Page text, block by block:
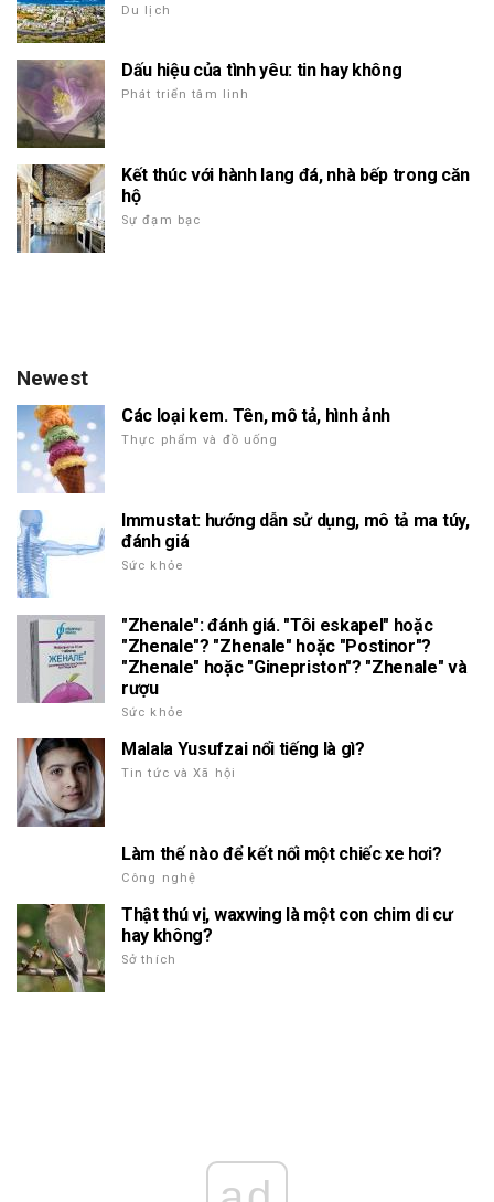
Du lịch
Dấu hiệu của tình yêu: tin hay không
Phát triển tâm linh
Kết thúc với hành lang đá, nhà bếp trong căn
hộ
Sự đạm bạc
Newest
Các loại kem. Tên, mô tả, hình ảnh
Thực phẩm và đồ uống
Immustat: hướng dẫn sử dụng, mô tả ma túy,
đánh giá
Sức khỏe
"Zhenale": đánh giá. "Tôi eskapel" hoặc
"Zhenale"? "Zhenale" hoặc "Postinor"?
"Zhenale" hoặc "Ginepriston"? "Zhenale" và
rượu
Sức khỏe
Malala Yusufzai nổi tiếng là gì?
Tin tức và Xã hội
Làm thế nào để kết nối một chiếc xe hơi?
Công nghệ
Thật thú vị, waxwing là một con chim di cư
hay không?
Sở thích